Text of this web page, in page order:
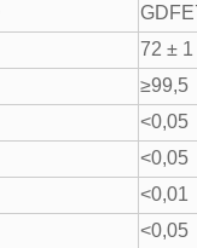
72 ± 1
≥99,5
<0,05
<0,05
<0,01
<0,05